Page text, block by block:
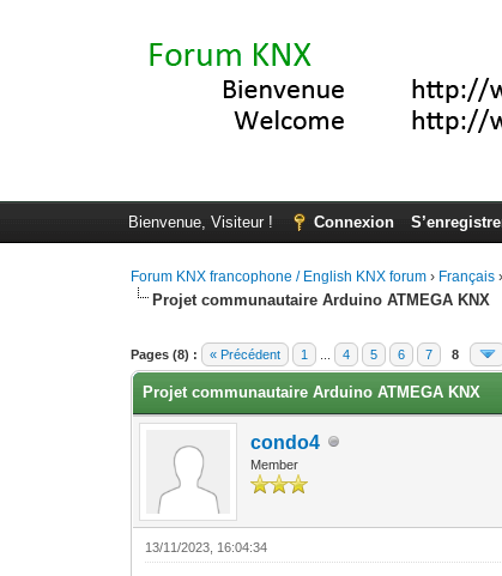
Bienvenue, Visiteur ! Connexion
Forum KNX francophone / English KNX forum › Français ›
Projet communautaire Arduino ATMEGA KNX
Pages (8) : « Précédent 1 4 5 6 7 8
Moyenne : 5 (1 vote(s))
1
2
3
4
5
Projet communautaire Arduino ATMEGA KNX
condo4
Member
13/11/2023, 16:04:34